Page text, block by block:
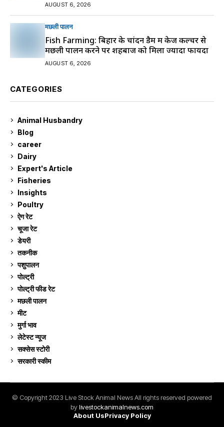
AUGUST 6, 2026
मछली पालन
Fish Farming: बिहार के चांदन डैम में केज कल्चर से
मछली पालन करने पर शहबाज को मिला ज्यादा फायदा
AUGUST 6, 2026
CATEGORIES
Animal Husbandry
Blog
career
Dairy
Expert's Article
Fisheries
Insights
Poultry
ऐग रेट
चूजा रेट
डेयरी
तकनीक
पशुपालन
पोल्ट्री
पोल्ट्री फीड रेट
मछली पालन
मीट
मुर्गा भाव
लेटेस्ट न्यूज
सक्सेस स्टो‍री
सरकारी स्की‍म
© Copyright 2023 Live Stock Animal News All rights reserved powered
bylivestockanimalnews.com
About UsPrivacy Policy